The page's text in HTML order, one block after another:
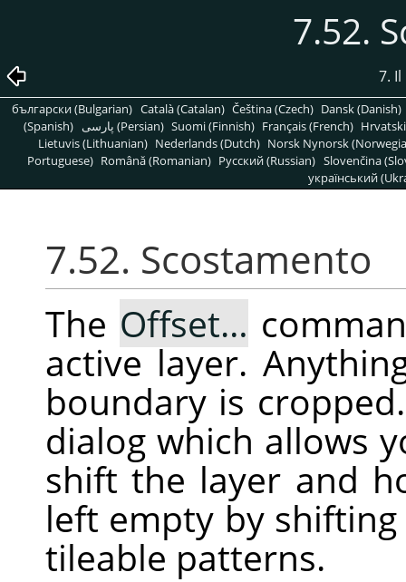
7.52.
7.
български (Bulgarian) Català (Catalan) Čeština (Czech) Dansk (Danish)
(Spanish)
پارسی (Persian) Suomi (Finnish) Français (French)
Lietuvis (Lithuanian) Nederlands (Dutch) Norsk Nynorsk
Portuguese) Română (Romanian) Pусский (Russian) Slovenčina
український
7.52. Scostamento
The Offset…
active layer.
boundary is
dialog which allows
shift the layer and
left empty by
tileable patterns.